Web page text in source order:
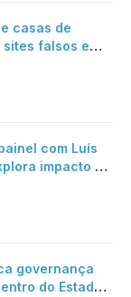
casas de
sites falsos e
com Luís
impacto de
governança
do Estado